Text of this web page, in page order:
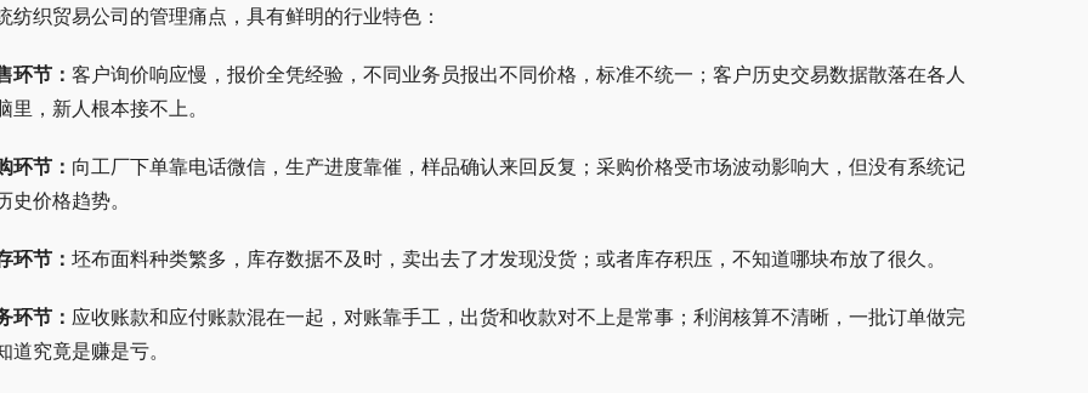
纺织贸易公司的管理痛点，具有鲜明的行业特色：
环节： 客户询价响应慢，报价全凭经验，不同业务员报出不同价格，标准不统一；客户历史交易数据散落在各人
里，新人根本接不上。
环节： 向工厂下单靠电话微信，生产进度靠催，样品确认来回反复；采购价格受市场波动影响大，但没有系统记
史价格趋势。
环节： 坯布面料种类繁多，库存数据不及时，卖出去了才发现没货；或者库存积压，不知道哪块布放了很久。
环节： 应收账款和应付账款混在一起，对账靠手工，出货和收款对不上是常事；利润核算不清晰，一批订单做完
道究竟是赚是亏。